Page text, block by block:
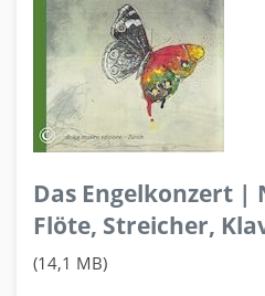
Das Engelkonzert |
Flöte, Streicher,
(14,1 MB)